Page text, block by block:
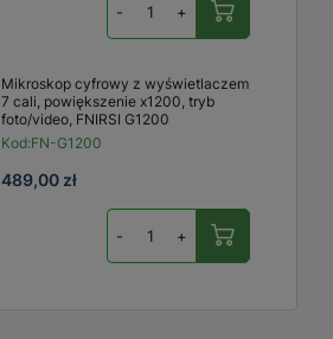
- +
Mikroskop cyfrowy z wyświetlaczem
7 cali, powiększenie x1200, tryb
foto/video, FNIRSI G1200
Kod:FN-G1200
489,00 zł
- +